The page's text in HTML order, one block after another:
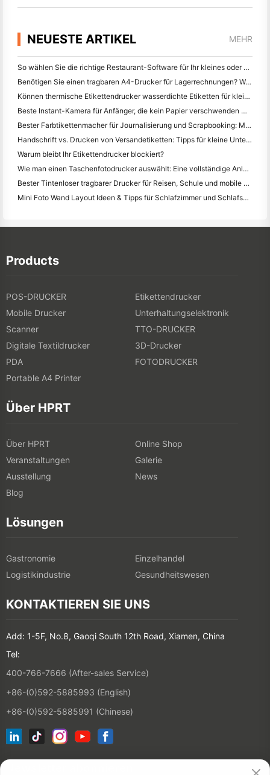
NEUESTE ARTIKEL MEHR
So wählen Sie die richtige Restaurant-Software für Ihr kleines oder mittleres Restaurant
Benötigen Sie einen tragbaren A4-Drucker für Lagerrechnungen? Was eigentlich funktioniert
Können thermische Etikettendrucker wasserdichte Etiketten für kleine Unternehmen herstellen?
Beste Instant-Kamera für Anfänger, die kein Papier verschwenden wollen
Bester Farbtikettenmacher für Journalisierung und Scrapbooking: Mehr Farbe auf jeder Seite hinzufügen
Handschrift vs. Drucken von Versandetiketten: Tipps für kleine Unternehmen im Jahr 2026
Warum bleibt Ihr Etikettendrucker blockiert?
Wie man einen Taschenfotodrucker auswählt: Eine vollständige Anleitung für Journalisten, Reisende und iPhone-Benutzer
Bester Tintenloser tragbarer Drucker für Reisen, Schule und mobile Arbeit: Hanin MT620 Pro Review
Mini Foto Wand Layout Ideen & Tipps für Schlafzimmer und Schlafsaal Dekoration
Products
POS-DRUCKER
Etikettendrucker
Mobile Drucker
Unterhaltungselektronik
Scanner
TTO-DRUCKER
Digitale Textildrucker
3D-Drucker
PDA
FOTODRUCKER
Portable A4 Printer
Über HPRT
Über HPRT
Online Shop
Veranstaltungen
Galerie
Ausstellung
News
Blog
Lösungen
Gastronomie
Einzelhandel
Logistikindustrie
Gesundheitswesen
KONTAKTIEREN SIE UNS
Add: 1-5F, No.8, Gaoqi South 12th Road, Xiamen, China
Tel:
400-766-7666 (After-sales Service)
+86-(0)592-5885993 (English)
+86-(0)592-5885991 (Chinese)